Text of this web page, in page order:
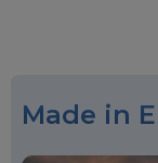
Made in